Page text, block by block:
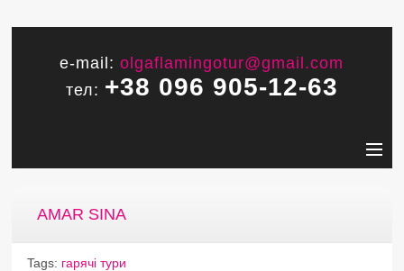
e-mail:olgaflamingotur@gmail.com
тел: +38 096 905-12-63
AMAR SINA
Tags: гарячі тури